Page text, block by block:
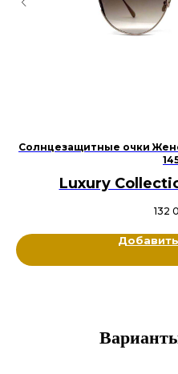
Солнцезащитные очки
Luxury
Размер:
132